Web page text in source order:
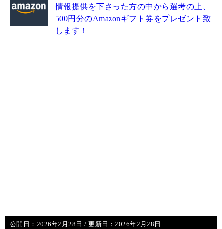
情報提供を下さった方の中から選考の上、
500円分のAmazonギフト券をプレゼント致
します！
公開日： 2026年2月28日 / 更新日：2026年2月28日